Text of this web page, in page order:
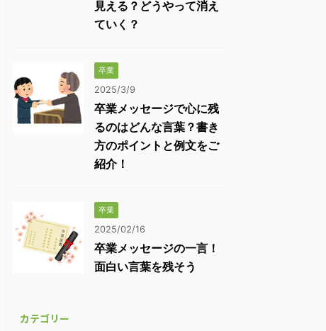
見える？どうやって消え
ていく？
卒業
2025/3/9
卒業メッセージで心に残
るのはどんな言葉？書き
方のポイントと例文をご
紹介！
卒業
2025/02/16
卒業メッセージの一言！
面白い言葉を残そう
カテゴリー